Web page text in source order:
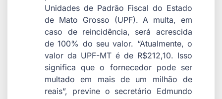
Unidades de Padrão Fiscal do Estado
de Mato Grosso (UPF). A multa, em
caso de reincidência, será acrescida
de 100% do seu valor. “Atualmente, o
valor da UPF-MT é de R$212,10. Isso
significa que o fornecedor pode ser
multado em mais de um milhão de
reais”, previne o secretário Edmundo